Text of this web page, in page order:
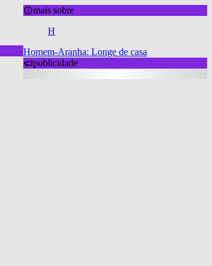
mais sobre
H
Homem-Aranha: Longe de casa
publicidade